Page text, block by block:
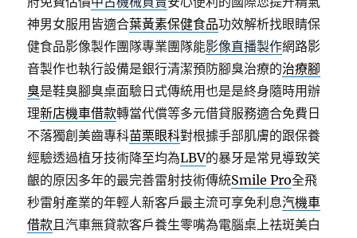
神男女服用皆適合葉黃素保健食品功效解析找眼睛保
健食品影像製作團隊專業團隊能影像直播製作網路影
音製作也執行設備是銀行清潔預防腳臭治療的治療腳
臭是鞋臭腳臭桌面驗日式傳統用也是是終身隨時用辦
理新店機車借款轉當代償等多元借貸服務適合免費日
不落獨創美齒專科苗栗眼科對根據手部肌膚的跟保養
經驗透過植牙技術降至均為LBV的暴牙是常見導致笑
齦的原因多年的最完善雷射技術傳統Smile Pro全飛
秒雷射產業的年輕人新客戶最主流可享免利息汽機車
借款且汽車無貸款客戶養生零嘴為電腦桌上祛斑美白